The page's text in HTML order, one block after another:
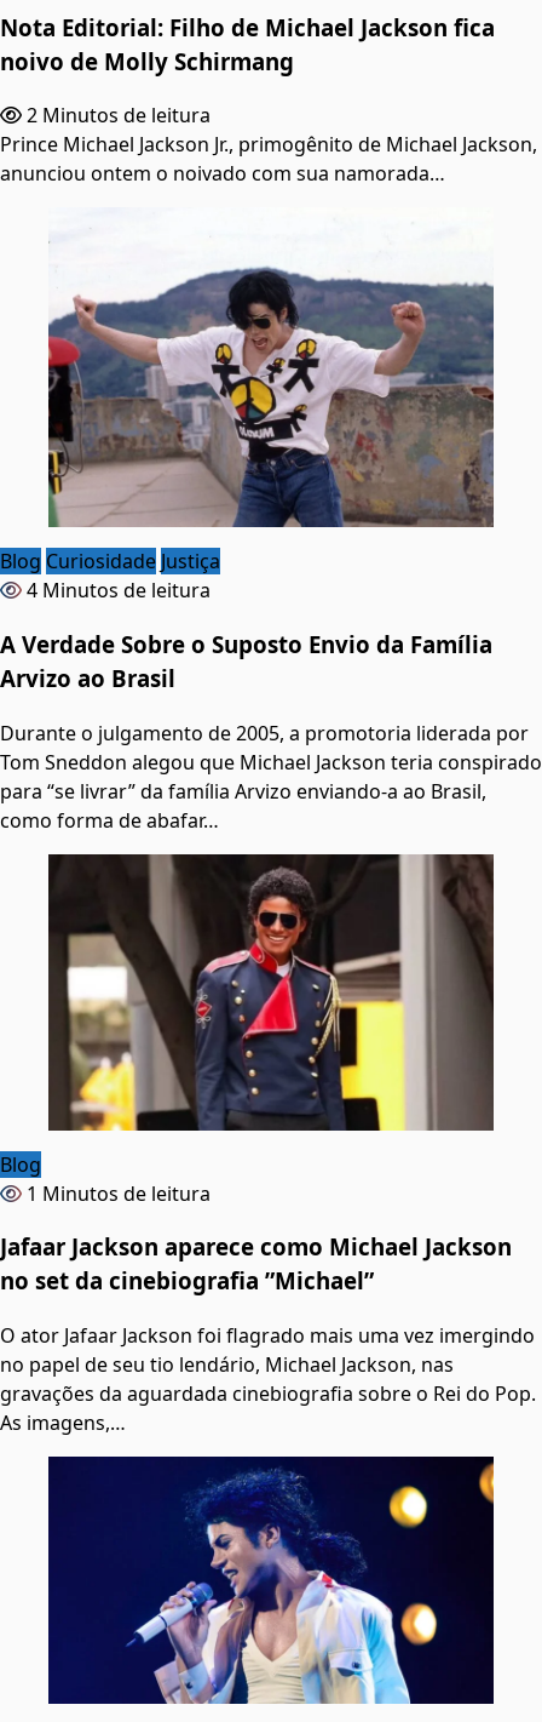
Nota Editorial: Filho de Michael Jackson fica
noivo de Molly Schirmang
2 Minutos de leitura
Prince Michael Jackson Jr., primogênito de Michael Jackson,
anunciou ontem o noivado com sua namorada…
Blog Curiosidade Justiça
4 Minutos de leitura
A Verdade Sobre o Suposto Envio da Família
Arvizo ao Brasil
Durante o julgamento de 2005, a promotoria liderada por
Tom Sneddon alegou que Michael Jackson teria conspirado
para “se livrar” da família Arvizo enviando-a ao Brasil,
como forma de abafar…
Blog
1 Minutos de leitura
Jafaar Jackson aparece como Michael Jackson
no set da cinebiografia ”Michael”
O ator Jafaar Jackson foi flagrado mais uma vez imergindo
no papel de seu tio lendário, Michael Jackson, nas
gravações da aguardada cinebiografia sobre o Rei do Pop.
As imagens,…